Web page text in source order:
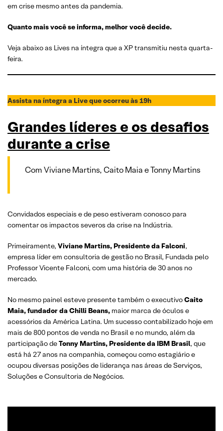
em crise mesmo antes da pandemia.
Quanto mais você se informa, melhor você decide.
Veja abaixo as Lives na íntegra que a XP transmitiu nesta quarta-
feira.
Assista na íntegra a Live que ocorreu às 19h
Grandes líderes e os desafios
durante a crise
Com Viviane Martins, Caito Maia e Tonny Martins
Convidados especiais e de peso estiveram conosco para
comentar os impactos severos da crise na Indústria.
Primeiramente, Viviane Martins, Presidente da Falconi,
empresa líder em consultoria de gestão no Brasil, Fundada pelo
Professor Vicente Falconi, com uma história de 30 anos no
mercado.
No mesmo painel esteve presente também o executivoCaito
Maia, fundador da Chilli Beans, maior marca de óculos e
acessórios da América Latina. Um sucesso contabilizado hoje em
mais de 800 pontos de venda no Brasil e no mundo, além da
participação deTonny Martins, Presidente da IBM Brasil, que
está há 27 anos na companhia, começou como estagiário e
ocupou diversas posições de liderança nas áreas de Serviços,
Soluções e Consultoria de Negócios. ​